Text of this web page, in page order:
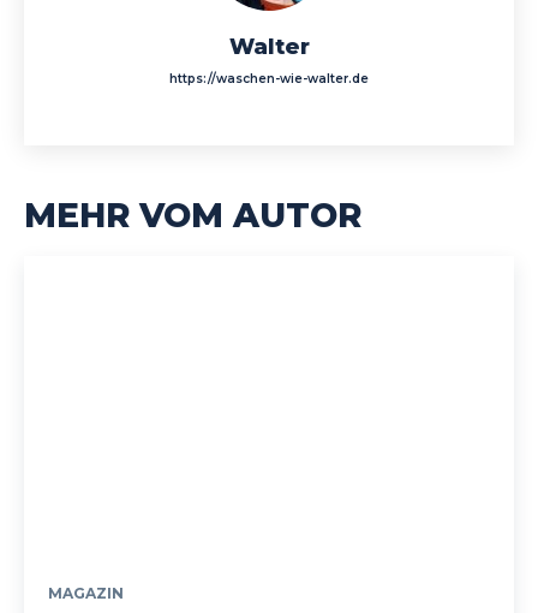
Walter
https://waschen-wie-walter.de
MEHR VOM AUTOR
MAGAZIN